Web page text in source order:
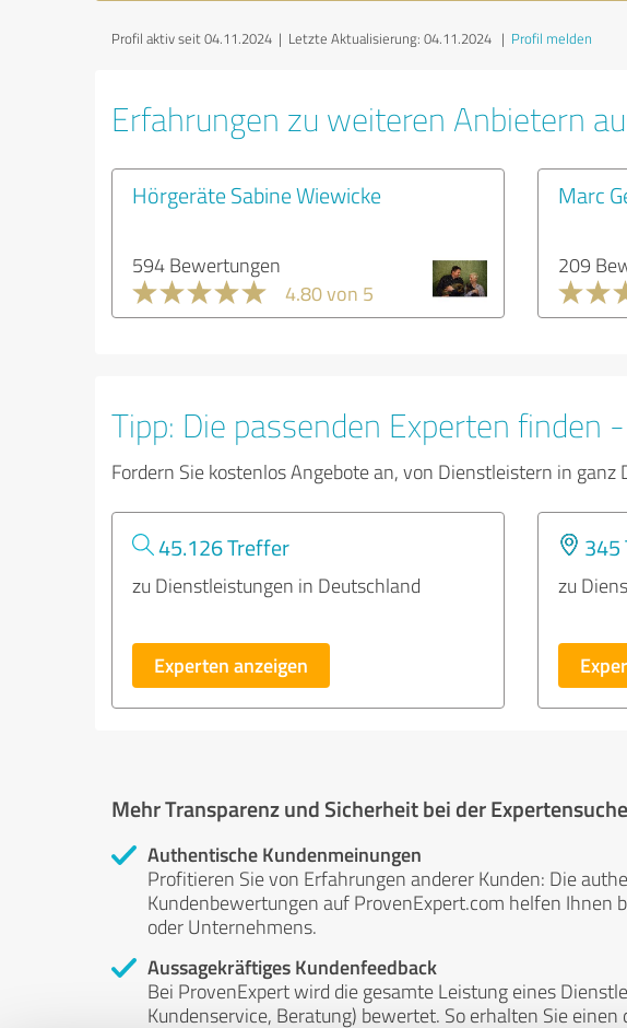
Profil aktiv seit 04.11.2024 | Letzte Aktualisierung: 04.11.2024 | Profil melden
Erfahrungen zu weiteren Anbietern
Hörgeräte Sabine Wiewicke
594 Bewertungen
4.80 von 5
Marc
209
Tipp: Die passenden Experten finden
Fordern Sie kostenlos Angebote an, von Dienstleistern in
45.126 Treffer
zu Dienstleistungen in Deutschland
Experten anzeigen
345
zu
Mehr Transparenz und Sicherheit bei der Expertensuche
Authentische Kundenmeinungen
Profitieren Sie von Erfahrungen anderer Kunden: Die
Kundenbewertungen auf ProvenExpert.com helfen Ihnen
oder Unternehmens.
Aussagekräftiges Kundenfeedback
Bei ProvenExpert wird die gesamte Leistung eines
Kundenservice, Beratung) bewertet. So erhalten Sie